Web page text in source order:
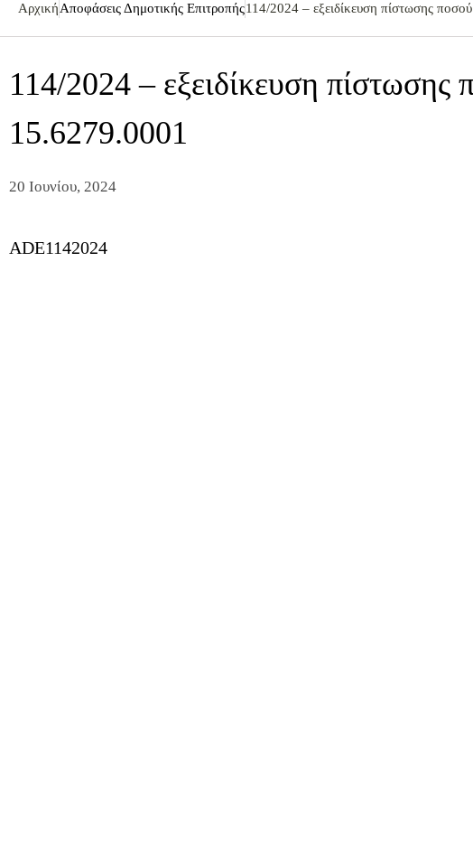
ΑρχικήΑποφάσεις Δημοτικής Επιτροπής114/2024 – εξειδίκευση πίστωσης
114/2024 – εξειδίκευση
15.6279.0001
20 Ιουνίου, 2024
ADE1142024